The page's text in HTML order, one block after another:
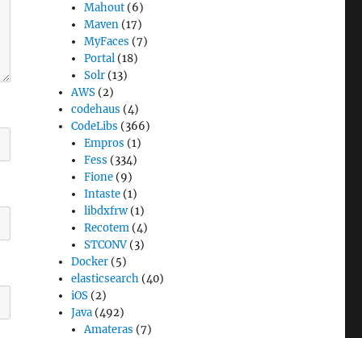
Mahout (6)
Maven (17)
MyFaces (7)
Portal (18)
Solr (13)
AWS (2)
codehaus (4)
CodeLibs (366)
Empros (1)
Fess (334)
Fione (9)
Intaste (1)
libdxfrw (1)
Recotem (4)
STCONV (3)
Docker (5)
elasticsearch (40)
iOS (2)
Java (492)
Amateras (7)